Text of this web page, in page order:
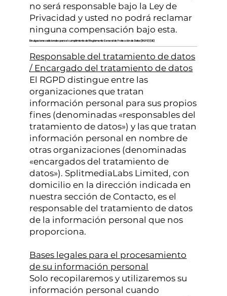
no será responsable bajo la Ley de
Privacidad y usted no podrá reclamar
ninguna compensación bajo esta.
Divulgaciones adicionales para el cumplimiento del Reglamento General de Protección de Datos (RGPD) (UE)
Responsable del tratamiento de datos
/ Encargado del tratamiento de datos
El RGPD distingue entre las
organizaciones que tratan
información personal para sus propios
fines (denominadas «responsables del
tratamiento de datos») y las que tratan
información personal en nombre de
otras organizaciones (denominadas
«encargados del tratamiento de
datos»). SplitmediaLabs Limited, con
domicilio en la dirección indicada en
nuestra sección de Contacto, es el
responsable del tratamiento de datos
de la información personal que nos
proporciona.
Bases legales para el procesamiento
de su información personal
Solo recopilaremos y utilizaremos su
información personal cuando